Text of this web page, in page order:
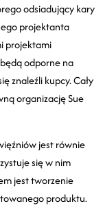
odsiadujący kary
projektanta
projektami
odporne na
znaleźli kupcy. Cały
organizację Sue
jest równie
się w nim
jest tworzenie
produktu.